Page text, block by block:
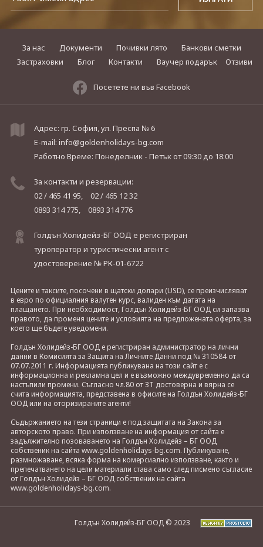
За нас Документи Почивки лято
Банкови сметки
Застраховки
Блог Контакти Ваучер подарък Отзиви
Посетете ни във Facebook
Адрес: гр. София, ул. Преспа № 6
E-mail: info@goldenholidays-bg.com
Работно Време: Понеделник - Петъкот 09:30 до 18:00
За контакти и резервации:
02 / 465 41 95,
02 / 465 12 32
0893 314 775,
0893 314 776
Голдън Холидейз-БГ ООД е регистриран
туроператор и туристически агент с
удостоверение № РК-01-6722
Цените и таксите, посочени в щатски долари (USD), се преизчисляват
в евро по официалния валутен курс, валиден към датата на
плащането. При необходимост, Голдън Холидейз-БГ ООД си запазва
правото, да променя цените и условията на предложената оферта, за
което ще бъдете уведомени.
Голдън Холидейз-БГ ООД е регистриран администратор на лични
данни в Комисията за Защита на Личните Данни под № 310584 от
07.07.2011 г. Информацията публикувана на този сайт е с
информационна и рекламна цел и е възможно междувременно да са
настъпили промени. Съгласно чл.80 от ЗТ достоверна и вярна се
счита информацията, представена в офисите на Голдън Холидейз-БГ
ООД или на оторизираните агенти!
Съдържанието на тези страници е под защитата на Закона за
авторското право. При използване на информация от сайта е
задължително позоваването на Голдън Холидейз – БГ ООД
собственик на сайта www.goldenholidays-bg.com. Публикуване,
размножаване, всяка форма на комерсиално използване, както и
препечатването на цели материали става само след писмено съгласие
от Голдън Холидейз – БГ ООД собственик на сайта
www.goldenholidays-bg.com.
Голдън Холидейз-БГ ООД © 2023